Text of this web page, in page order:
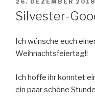
AM
26. DEZEMBER 2018
Silvester-
Ich wünsche euch
Weihnachtsfeiertag!!
Ich hoffe ihr konntet
ein paar schöne